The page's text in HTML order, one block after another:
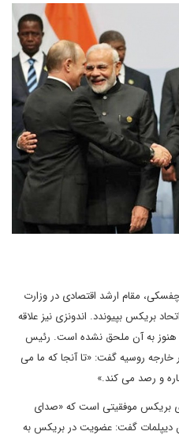
مقام ارشد اقتصادی در وزارت
بریکس بپیوندد. اندونزی نیز علاقه
هنوز به آن ملحق نشده است. رئیس
روسیه گفت: «تا آنجا که ما می
و رصد می کند.»
بریکس موفقیتی است که «صدای
دیپلمات گفت: عضویت در بریکس به